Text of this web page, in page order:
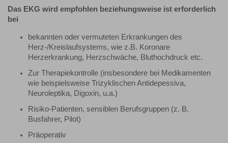
Das EKG wird empfohlen beziehungsweise ist erforderlich
bei
bekannten oder vermuteten Erkrankungen des
Herz-/Kreislaufsystems, wie z.B. Koronare
Herzerkrankung, Herzschwäche, Bluthochdruck etc.
Zur Therapiekontrolle (insbesondere bei Medikamenten
wie beispielsweise Trizyklischen Antidepessiva,
Neuroleptika, Digoxin, u.a.)
Risiko-Patienten, sensiblen Berufsgruppen (z. B.
Busfahrer, Pilot)
Präoperativ